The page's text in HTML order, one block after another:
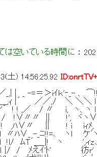
は空いている時間に ：
土) 14:56:25.92
iｲｋ'‐_- 、 ⌒!!-
＼ ＼＼ ｌｌ ｀
,／ / 〃 i, ヽ、ヽ
/ !∨〃〃 || !', ヾ
,ﾊ∨〃 || ! i iｨﾒ,
-_ﾆ!!=､ ヽl ケﾞ
l !l/ ﾑT´＿_|! ヽ ',
ｌ |/ / ﾒえｲ'ﾄ'